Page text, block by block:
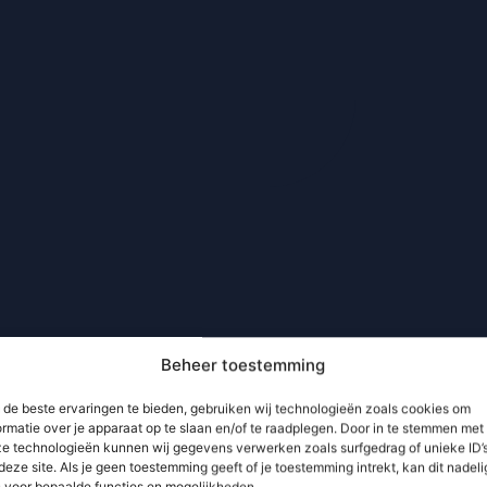
Beheer toestemming
de beste ervaringen te bieden, gebruiken wij technologieën zoals cookies om
over je apparaat op te slaan en/of te raadplegen. Door in te stemmen met
technologieën kunnen wij gegevens verwerken zoals surfgedrag of unieke
site. Als je geen toestemming geeft of je toestemming intrekt, kan dit